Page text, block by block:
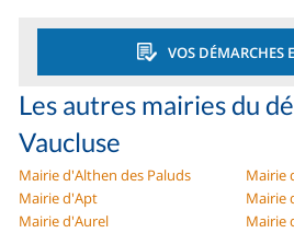
VOS DÉMARCHES
Les autres mairies du
Vaucluse
Mairie d'Althen des Paluds
Mairie
Mairie d'Apt
Mairie
Mairie d'Aurel
Mairie